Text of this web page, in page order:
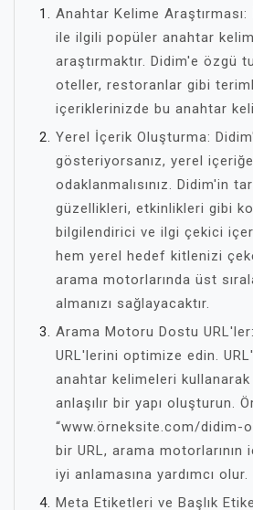
Anahtar Kelime Araştırması:
ile ilgili popüler anahtar
araştırmaktır. Didim'e özgü
oteller, restoranlar gibi
içeriklerinizde bu anahtar
Yerel İçerik Oluşturma:
gösteriyorsanız, yerel içeriğe
odaklanmalısınız. Didim'in
güzellikleri, etkinlikleri gibi
bilgilendirici ve ilgi çekici
hem yerel hedef kitlenizi
arama motorlarında üst
almanızı sağlayacaktır.
Arama Motoru Dostu
URL'lerini optimize edin.
anahtar kelimeleri kullanarak
anlaşılır bir yapı oluşturun.
“www.örneksite.com/didim-
bir URL, arama motorlarının
iyi anlamasına yardımcı olur.
Meta Etiketleri ve Başlık